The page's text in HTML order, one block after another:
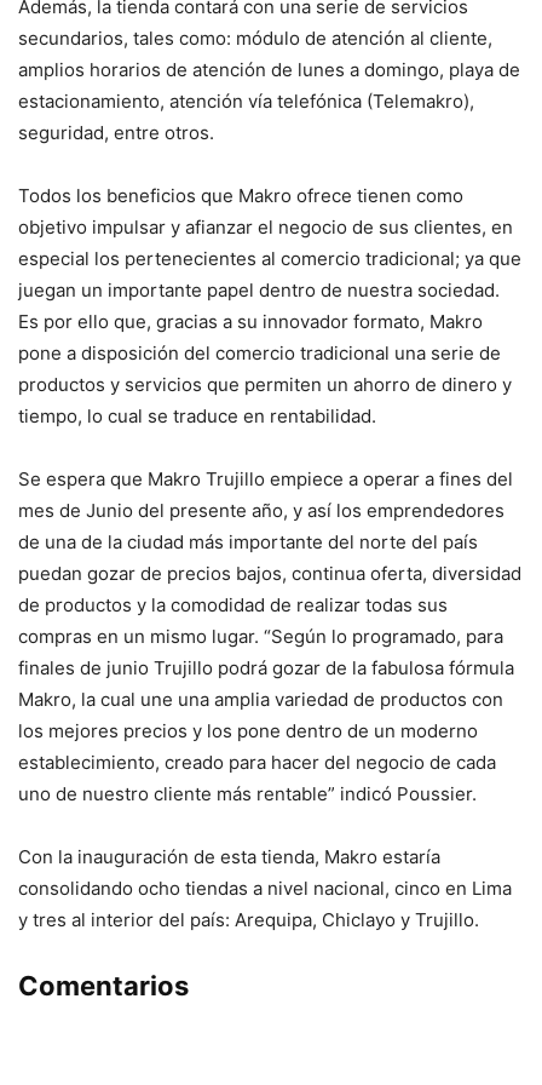
Además, la tienda contará con una serie de servicios
secundarios, tales como: módulo de atención al cliente,
amplios horarios de atención de lunes a domingo, playa de
estacionamiento, atención vía telefónica (Telemakro),
seguridad, entre otros.
Todos los beneficios que Makro ofrece tienen como
objetivo impulsar y afianzar el negocio de sus clientes, en
especial los pertenecientes al comercio tradicional; ya que
juegan un importante papel dentro de nuestra sociedad.
Es por ello que, gracias a su innovador formato, Makro
pone a disposición del comercio tradicional una serie de
productos y servicios que permiten un ahorro de dinero y
tiempo, lo cual se traduce en rentabilidad.
Se espera que Makro Trujillo empiece a operar a fines del
mes de Junio del presente año, y así los emprendedores
de una de la ciudad más importante del norte del país
puedan gozar de precios bajos, continua oferta, diversidad
de productos y la comodidad de realizar todas sus
compras en un mismo lugar. “Según lo programado, para
finales de junio Trujillo podrá gozar de la fabulosa fórmula
Makro, la cual une una amplia variedad de productos con
los mejores precios y los pone dentro de un moderno
establecimiento, creado para hacer del negocio de cada
uno de nuestro cliente más rentable” indicó Poussier.
Con la inauguración de esta tienda, Makro estaría
consolidando ocho tiendas a nivel nacional, cinco en Lima
y tres al interior del país: Arequipa, Chiclayo y Trujillo.
Comentarios